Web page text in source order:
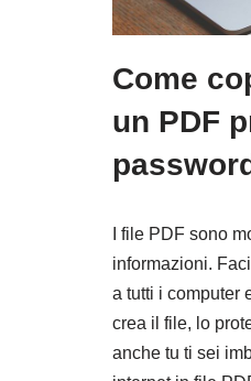
Come
un PDF
I file PDF sono
informazioni.
a tutti i computer
crea il file, lo
anche tu ti sei